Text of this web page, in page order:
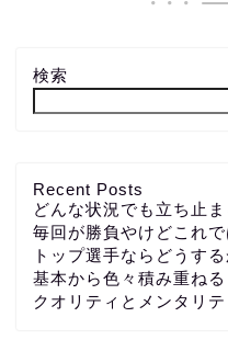
検索
Recent Posts
どんな状況でも立ち止
毎回が勝負やけどこれ
トップ選手ならどうす
基本から色々積み重ねる
クオリティとメンタリテ